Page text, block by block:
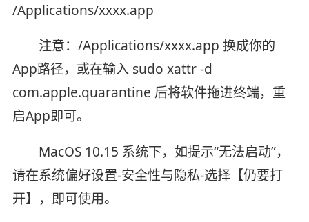
/Applications/xxxx.app
注意：/Applications/xxxx.app 换成你的
App路径，或在输入 sudo xattr -d
com.apple.quarantine 后将软件拖进终端，重
启App即可。
MacOS 10.15 系统下，如提示“无法启动”，
请在系统偏好设置-安全性与隐私-选择【仍要打
开】，即可使用。